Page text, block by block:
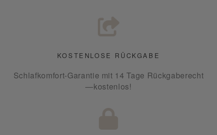
KOSTENLOSE RÜCKGABE
Schlafkomfort-Garantie mit 14 Tage Rückgaberecht
—kostenlos!